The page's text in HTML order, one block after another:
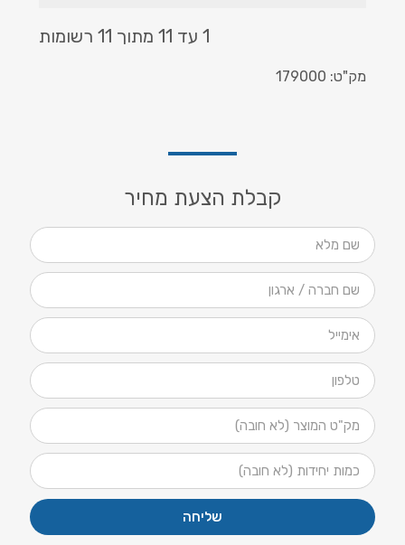
1 עד 11 מתוך 11 רשומות
מק"ט: 179000
קבלת הצעת מחיר
שליחה